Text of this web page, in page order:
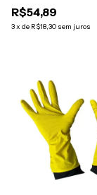
48.742
R$54,89
3x de R$18,30 sem juros